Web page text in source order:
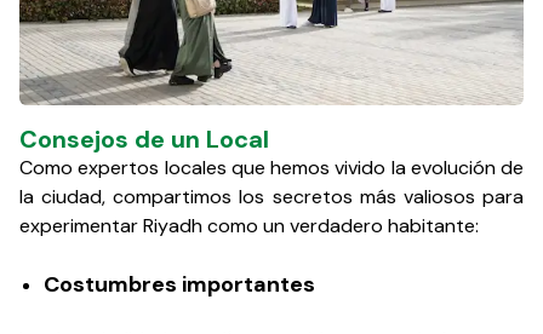
Consejos de un Local
Como expertos locales que hemos vivido la evolución de
la ciudad, compartimos los secretos más valiosos para
experimentar Riyadh como un verdadero habitante:
Costumbres importantes